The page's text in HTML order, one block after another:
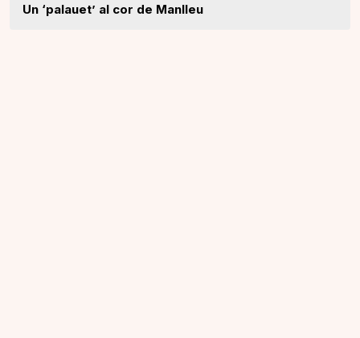
Un ‘palauet’ al cor de Manlleu